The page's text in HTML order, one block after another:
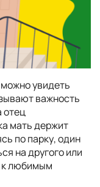
увидеть
важность
отец
мать держит
по парку, один
на другого или
к любимым